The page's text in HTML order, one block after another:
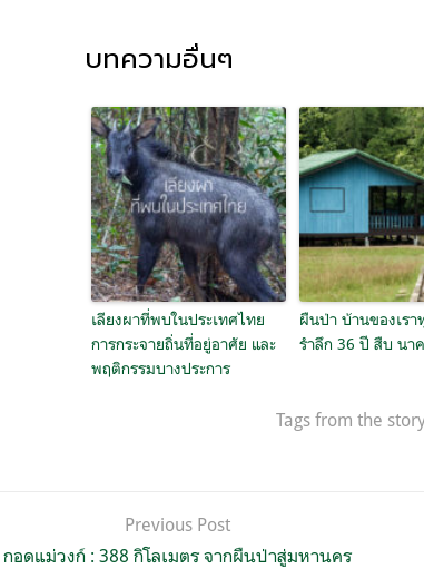
บทความอื่นๆ
เลียงผาที่พบในประเทศไทย
การกระจายถิ่นที่อยู่อาศัย และ
พฤติกรรมบางประการ
ผืนป่า บ้านของเร
รำลึก 36 ปี สืบ นา
Tags from the
Previous Post
กอดแม่วงก์ : 388 กิโลเมตร จากผืนป่าสู่มหานคร